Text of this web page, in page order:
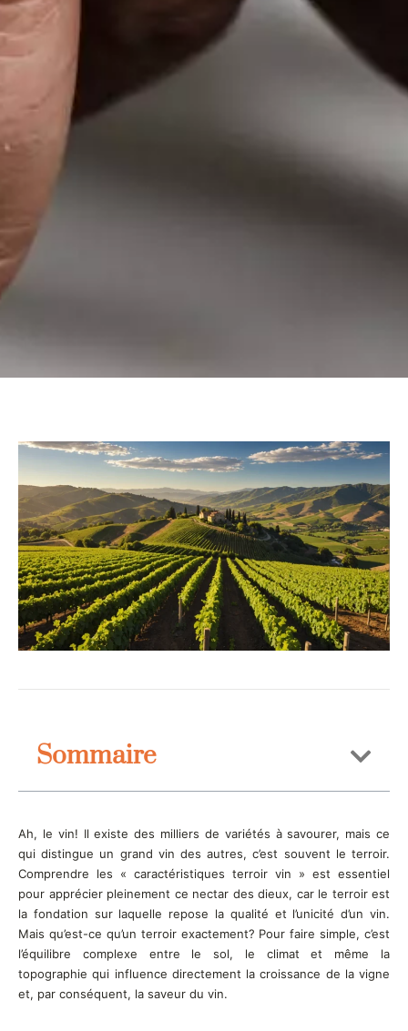
Sommaire
Ah, le vin! Il existe des milliers de variétés à savourer, mais ce
qui distingue un grand vin des autres, c’est souvent le terroir.
Comprendre les « caractéristiques terroir vin » est essentiel
pour apprécier pleinement ce nectar des dieux, car le terroir est
la fondation sur laquelle repose la qualité et l’unicité d’un vin.
Mais qu’est-ce qu’un terroir exactement? Pour faire simple, c’est
l’équilibre complexe entre le sol, le climat et même la
topographie qui influence directement la croissance de la vigne
et, par conséquent, la saveur du vin.